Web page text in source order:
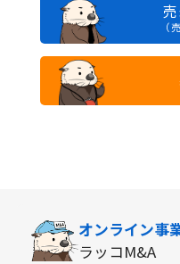
（
オンライン事
ラッコM&A